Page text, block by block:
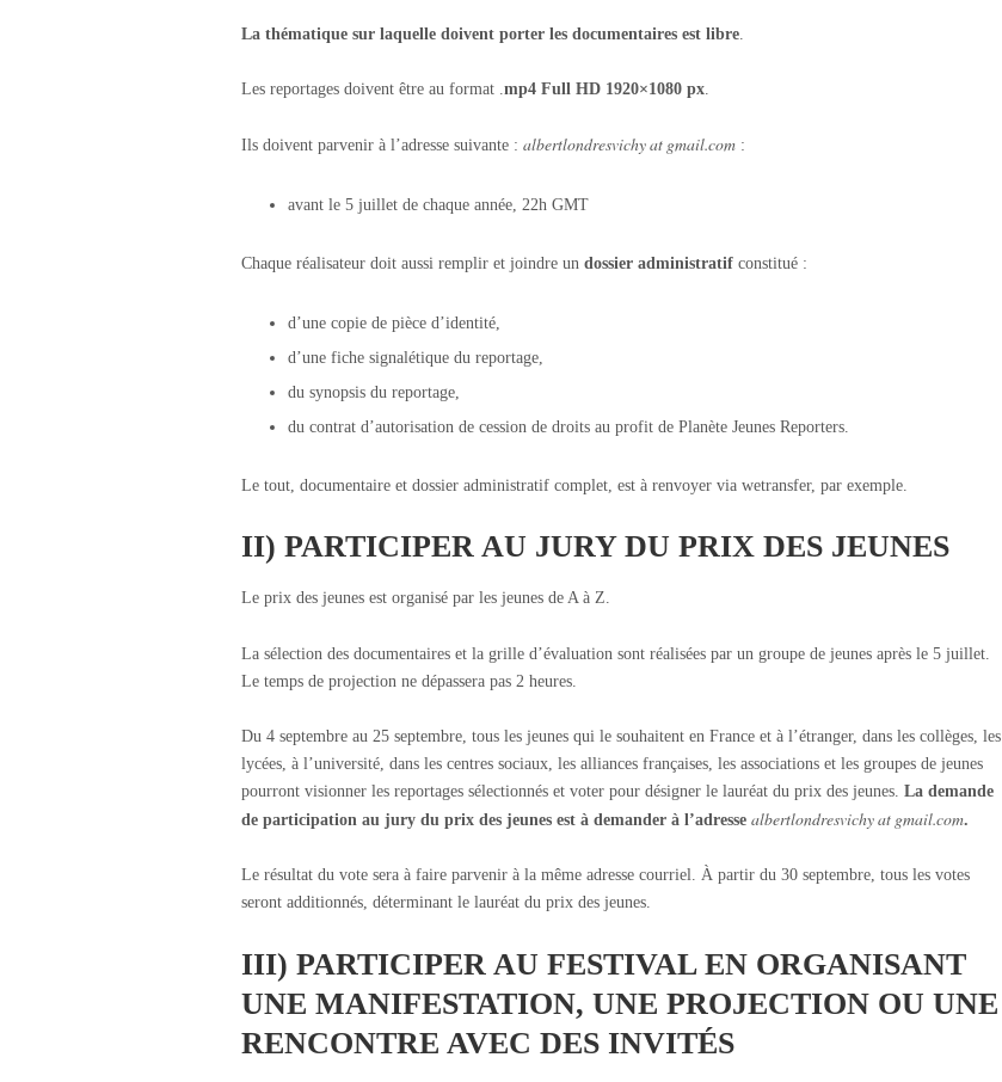
La thématique sur laquelle doivent porter les documentaires est libre
Les reportages doivent être au format .mp4 Full HD 1920×1080 px.
Ils doivent parvenir à l’adresse suivante : albertlondresvichy at gmail.com :
avant le 5 juillet de chaque année, 22h GMT
Chaque réalisateur doit aussi remplir et joindre un dossier administratif constitué :
d’une copie de pièce d’identité,
d’une fiche signalétique du reportage,
du synopsis du reportage,
du contrat d’autorisation de cession de droits au profit de Planète Jeunes Reporters.
Le tout, documentaire et dossier administratif complet, est à renvoyer via wetransfer, par exemple.
II) PARTICIPER AU JURY DU PRIX DES JEUNES
Le prix des jeunes est organisé par les jeunes de A à Z.
La sélection des documentaires et la grille d’évaluation sont réalisées par un groupe de jeunes après le 5 juillet.
Le temps de projection ne dépassera pas 2 heures.
Du 4 septembre au 25 septembre, tous les jeunes qui le souhaitent en France et à l’étranger, dans les collèges, les
lycées, à l’université, dans les centres sociaux, les alliances françaises, les associations et les groupes de jeunes
pourront visionner les reportages sélectionnés et voter pour désigner le lauréat du prix des jeunes. La demande
de participation au jury du prix des jeunes est à demander à l’adresse albertlondresvichy at gmail.com.
Le résultat du vote sera à faire parvenir à la même adresse courriel. À partir du 30 septembre, tous les votes
seront additionnés, déterminant le lauréat du prix des jeunes.
III) PARTICIPER AU FESTIVAL EN ORGANISANT
UNE MANIFESTATION, UNE PROJECTION OU UNE
RENCONTRE AVEC DES INVITÉS